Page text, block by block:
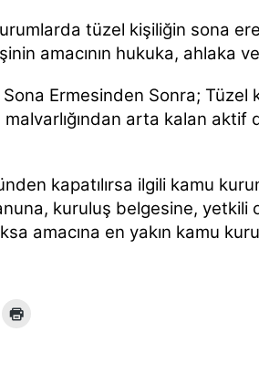
tüzel kişiliğin sona
amacının hukuka, ahlaka
Ermesinden Sonra; Tüzel
malvarlığından arta kalan aktif
kapatılırsa ilgili kamu
kuruluş belgesine, yetkili
amacına en yakın kamu